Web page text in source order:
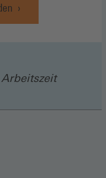
Arbeitszeit